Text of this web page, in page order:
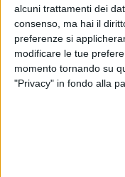
alcuni trattamenti dei
consenso, ma hai il
preferenze si
modificare le tue
momento tornando su
"Privacy" in fondo alla
ELETTRA
RADIO
VIDEO